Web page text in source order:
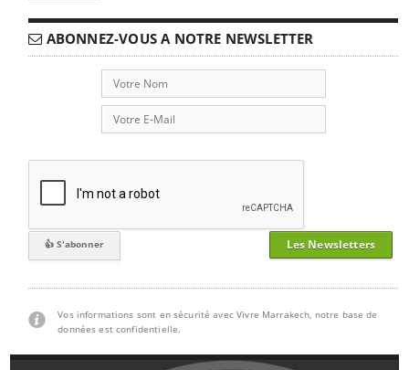
ABONNEZ-VOUS A NOTRE NEWSLETTER
Les Newsletters
Vos informations sont en sécurité avec Vivre Marrakech, notre base de
données est confidentielle.